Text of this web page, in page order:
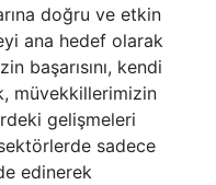
doğru ve etkin
ana hedef olarak
başarısını, kendi
müvekkillerimizin
gelişmeleri
sadece
edinerek